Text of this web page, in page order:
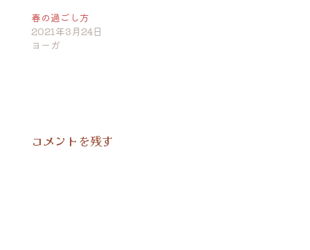
春の過ごし方
2021年3月24日
ヨーガ
コメントを残す